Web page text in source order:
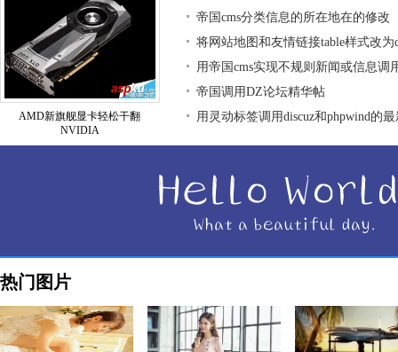
AMD新旗舰显卡轻松干翻
NVIDIA
帝国cms分类信息的所在地在的修改
将网站地图和友情链接table样式改为
用帝国cms实现不规则新闻或信息调
帝国调用DZ论坛精华帖
用灵动标签调用discuz和phpwind的
热门图片